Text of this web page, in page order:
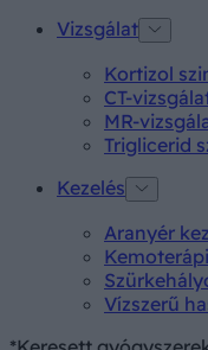
Vizsgálat
Kortizol
CT-
MR-
Triglicerid
Kezelés
Aranyér
Vízszerű